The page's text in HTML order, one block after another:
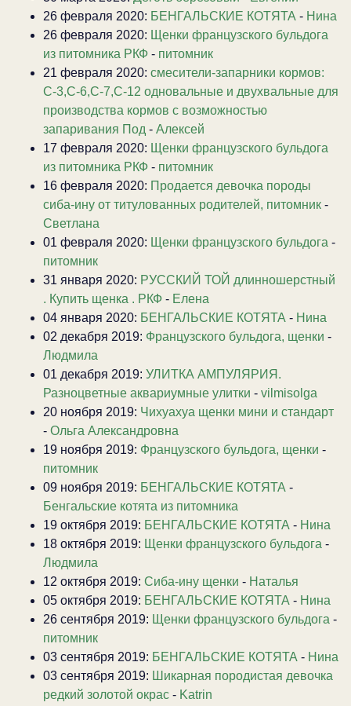
26 февраля 2020: БЕНГАЛЬСКИЕ КОТЯТА - Нина
26 февраля 2020: Щенки французского бульдога
из питомника РКФ - питомник
21 февраля 2020: смесители-запарники кормов:
С-3,С-6,С-7,С-12 одновальные и двухвальные для
производства кормов с возможностью
запаривания Под - Алексей
17 февраля 2020: Щенки французского бульдога
из питомника РКФ - питомник
16 февраля 2020: Продается девочка породы
сиба-ину от титулованных родителей, питомник -
Светлана
01 февраля 2020: Щенки французского бульдога -
питомник
31 января 2020: РУССКИЙ ТОЙ длинношерстный
. Купить щенка . РКФ - Елена
04 января 2020: БЕНГАЛЬСКИЕ КОТЯТА - Нина
02 декабря 2019: Французского бульдога, щенки -
Людмила
01 декабря 2019: УЛИТКА АМПУЛЯРИЯ.
Разноцветные аквариумные улитки - vilmisolga
20 ноября 2019: Чихуахуа щенки мини и стандарт
- Ольга Александровна
19 ноября 2019: Французского бульдога, щенки -
питомник
09 ноября 2019: БЕНГАЛЬСКИЕ КОТЯТА -
Бенгальские котята из питомника
19 октября 2019: БЕНГАЛЬСКИЕ КОТЯТА - Нина
18 октября 2019: Щенки французского бульдога -
Людмила
12 октября 2019: Сиба-ину щенки - Наталья
05 октября 2019: БЕНГАЛЬСКИЕ КОТЯТА - Нина
26 сентября 2019: Щенки французского бульдога -
питомник
03 сентября 2019: БЕНГАЛЬСКИЕ КОТЯТА - Нина
03 сентября 2019: Шикарная породистая девочка
редкий золотой окрас - Katrin